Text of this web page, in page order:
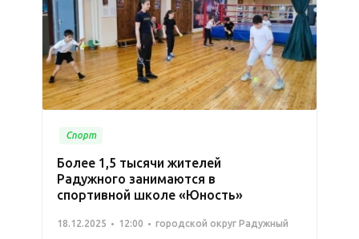
Спорт
Более 1,5 тысячи жителей
Радужного занимаются в
спортивной школе «Юность»
18.12.2025 12:00 городской округ Радужный